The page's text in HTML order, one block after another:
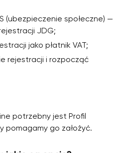
(ubezpieczenie społeczne) —
JDG;
jako płatnik VAT;
rejestracji i rozpocząć
potrzebny jest Profil
pomagamy go założyć.